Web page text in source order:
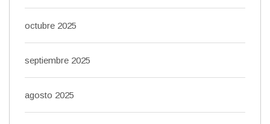
octubre 2025
septiembre 2025
agosto 2025